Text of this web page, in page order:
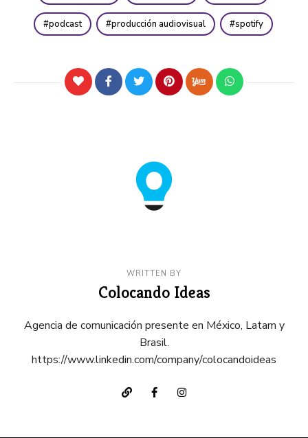
podcast producción audiovisual spotify
WRITTEN BY
Colocando Ideas
Agencia de comunicación presente en México, Latam y
Brasil.
https://www.linkedin.com/company/colocandoideas